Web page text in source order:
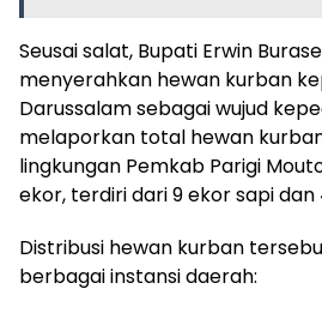
Seusai salat, Bupati Erwin
menyerahkan hewan kurban
Darussalam sebagai wujud
melaporkan total hewan
lingkungan Pemkab Parigi
ekor, terdiri dari 9 ekor sapi
Distribusi hewan kurban
berbagai instansi daerah: